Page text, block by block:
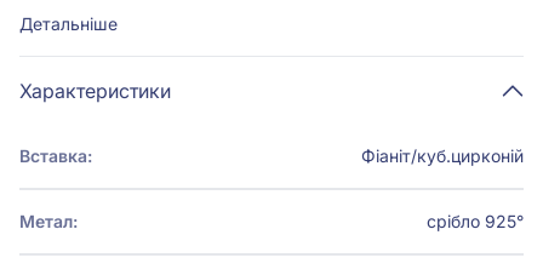
Детальніше
Характеристики
Вставка: Фіаніт/куб.цирконій
Метал: срібло 925°